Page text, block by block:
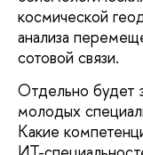
космической
анализа
сотовой связи.
Отдельно будет
молодых
Какие